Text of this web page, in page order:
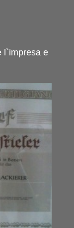
l`impresa e